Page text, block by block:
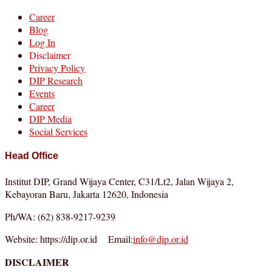
Career
Blog
Log In
Disclaimer
Privacy Policy
DIP Research
Events
Career
DIP Media
Social Services
Head Office
Institut DIP, Grand Wijaya Center, C31/Lt2, Jalan Wijaya 2,
Kebayoran Baru, Jakarta 12620, Indonesia
Ph/WA: (62) 838-9217-9239
Website: https://dip.or.id Email:info@dip.or.id
DISCLAIMER